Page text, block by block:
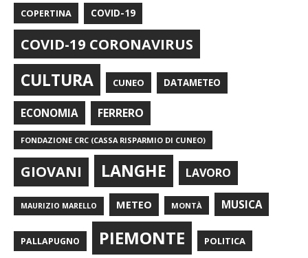
COPERTINA COVID-19
COVID-19 CORONAVIRUS
CULTURA CUNEO DATAMETEO
ECONOMIA FERRERO
FONDAZIONE CRC (CASSA RISPARMIO DI CUNEO)
GIOVANI LANGHE LAVORO
MAURIZIO MARELLO METEO MONTÀ MUSICA
PALLAPUGNO PIEMONTE POLITICA